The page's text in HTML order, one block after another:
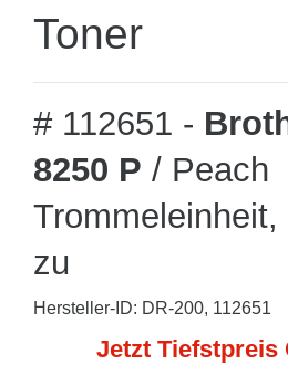
Toner
# 112651 -
8250 P / Peach
Trommeleinheit,
zu
Hersteller-ID: DR-200, 112651
Jetzt Tiefstpreis